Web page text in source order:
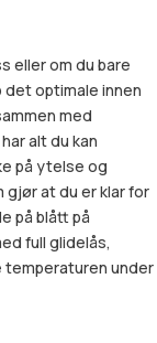
eller om du bare
det optimale innen
med
alt du kan
på ytelse og
gjør at du er klar for
på blått på
full glidelås,
temperaturen under